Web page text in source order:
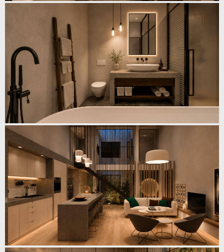
KIVIK
ΕΡΓΑ
ΕΠΙΚΟΙΝ ΩΝΙΑ